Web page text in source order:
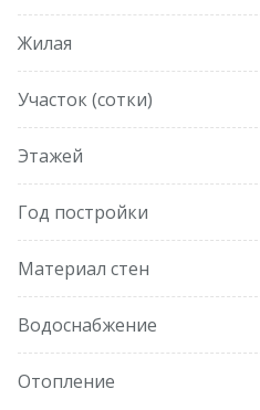
Жилая
Участок (сотки)
Этажей
Год постройки
Материал стен
Водоснабжение
Отопление